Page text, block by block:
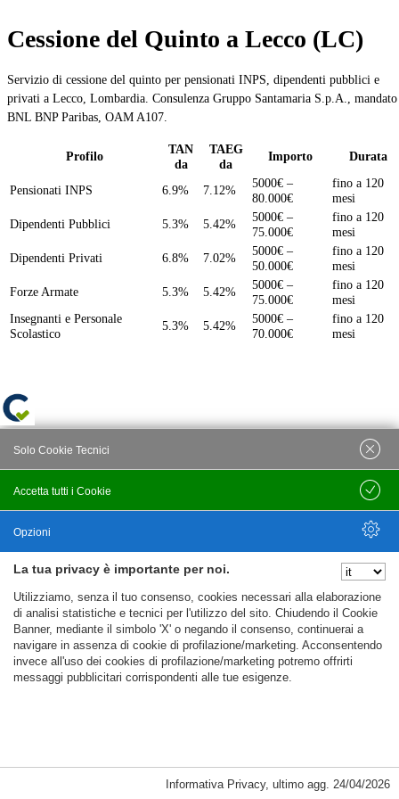
Cessione del Quinto a Lecco (LC)
Servizio di cessione del quinto per pensionati INPS, dipendenti pubblici e
privati a Lecco, Lombardia. Consulenza Gruppo Santamaria S.p.A., mandato
BNL BNP Paribas, OAM A107.
Profilo
TAN
da
TAEG
da
Importo Durata
Pensionati INPS 6.9% 7.12%
5000€ –
80.000€
fino a 120
mesi
Dipendenti Pubblici
5.3% 5.42%
5000€ –
75.000€
fino a 120
mesi
Dipendenti Privati
6.8% 7.02%
5000€ –
50.000€
fino a 120
mesi
Forze Armate
5.3% 5.42%
5000€ –
75.000€
fino a 120
mesi
Insegnanti e Personale
Scolastico
5.3% 5.42%
5000€ –
70.000€
fino a 120
mesi
La tua privacy è importante per noi.
Utilizziamo, senza il tuo consenso, cookies necessari alla elaborazione
di analisi statistiche e tecnici per l'utilizzo del sito. Chiudendo il Cookie
Banner, mediante il simbolo 'X' o negando il consenso, continuerai a
navigare in assenza di cookie di profilazione/marketing. Acconsentendo
invece all'uso dei cookies di profilazione/marketing potremo offrirti
messaggi pubblicitari corrispondenti alle tue esigenze.
Cookie Necessari, Tecnici di Sessione
Accetta tutti i Cookie
Solo Cookie Tecnici
Salva
Opzioni
Nascondi Opzioni
Informativa Privacy, ultimo agg. 24/04/2026